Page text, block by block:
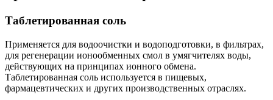
Таблетированная соль
Применяется для водоочистки и водоподготовки, в фильтрах,
для регенерации ионообменных смол в умягчителях воды,
действующих на принципах ионного обмена.
Таблетированная соль используется в пищевых,
фармацевтических и других производственных отраслях.